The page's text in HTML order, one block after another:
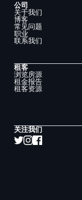
公司
关于我们
博客
常见问题
职业
联系我们
租客
浏览房源
租金报告
租客资源
关注我们